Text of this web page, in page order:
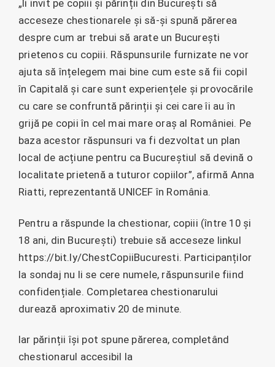
„Îi invit pe copiii și părinții din București să
acceseze chestionarele și să-și spună părerea
despre cum ar trebui să arate un București
prietenos cu copiii. Răspunsurile furnizate ne vor
ajuta să înțelegem mai bine cum este să fii copil
în Capitală și care sunt experiențele și provocările
cu care se confruntă părinții și cei care îi au în
grijă pe copii în cel mai mare oraș al României. Pe
baza acestor răspunsuri va fi dezvoltat un plan
local de acțiune pentru ca Bucureștiul să devină o
localitate prietenă a tuturor copiilor”, afirmă Anna
Riatti, reprezentantă UNICEF în România.
Pentru a răspunde la chestionar, copiii (între 10 și
18 ani, din București) trebuie să acceseze linkul
https://bit.ly/ChestCopiiBucuresti. Participanților
la sondaj nu li se cere numele, răspunsurile fiind
confidențiale. Completarea chestionarului
durează aproximativ 20 de minute.
Iar părinții își pot spune părerea, completând
chestionarul accesibil la